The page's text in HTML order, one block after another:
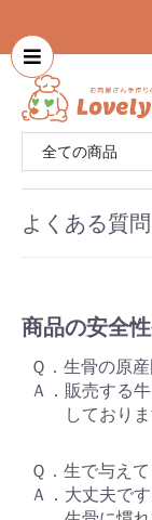
よくある質問
商品の安全
Ｑ．生骨の原
Ａ．販売する
しており
Ｑ．生で与え
Ａ．大丈夫で